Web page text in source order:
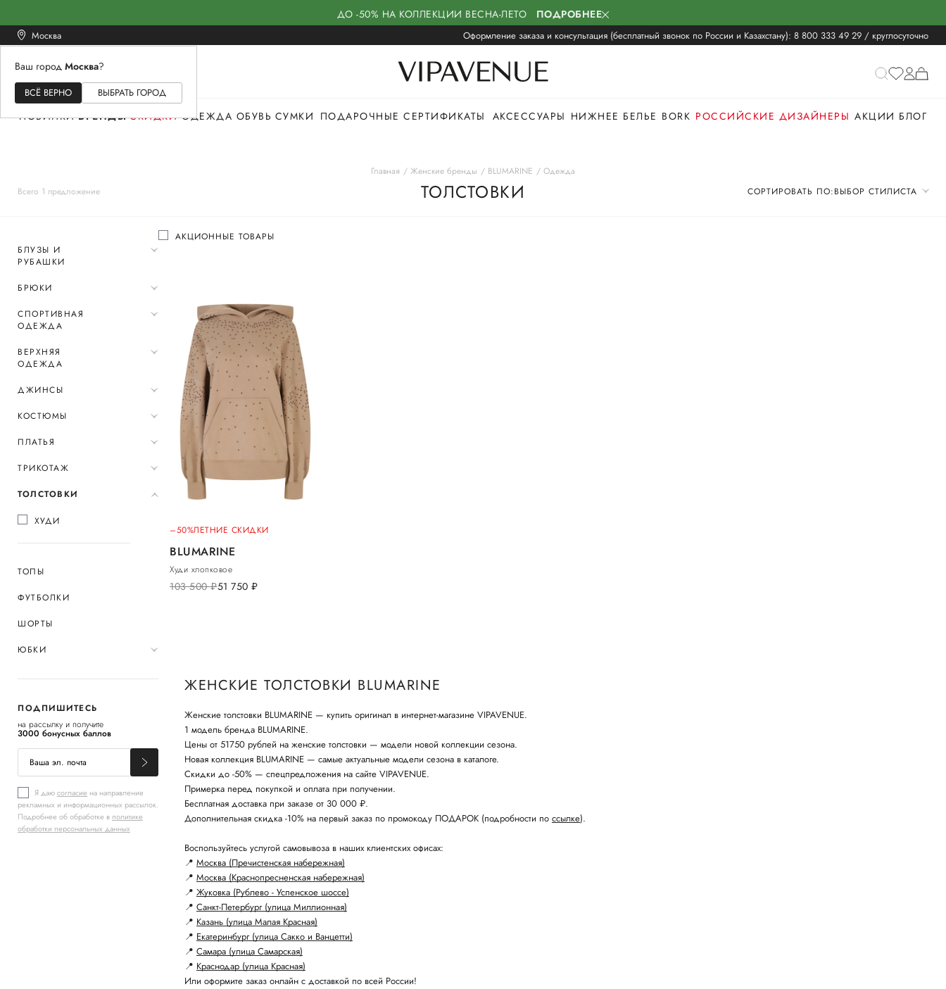
ДО -50% НА КОЛЛЕКЦИИ ВЕСНА-ЛЕТО ПОДРОБНЕЕ
Москва Оформление заказа и консультация (бесплатный звонок по России и Казахстану): 8 800 333 49 29 / круглосуточно
Ваш город Москва?
ВСЁ ВЕРНО ВЫБРАТЬ ГОРОД
ЖЕНСКОЕМУЖСКОЕ
НОВИНКИ БРЕНДЫ СКИДКИ ОДЕЖДА ОБУВЬ СУМКИ ПОДАРОЧНЫЕ СЕРТИФИКАТЫ АКСЕССУАРЫ НИЖНЕЕ БЕЛЬЕ BORK РОССИЙСКИЕ ДИЗАЙНЕРЫ АКЦИИ БЛОГ
Всего 1 предложение
Главная Женские бренды BLUMARINE Одежда
ТОЛСТОВКИ СОРТИРОВАТЬ ПО:ВЫБОР СТИЛИСТА
БЛУЗЫ И
РУБАШКИ
БРЮКИ
СПОРТИВНАЯ
ОДЕЖДА
ВЕРХНЯЯ
ОДЕЖДА
ДЖИНСЫ
КОСТЮМЫ
ПЛАТЬЯ
ТРИКОТАЖ
ТОЛСТОВКИ
ХУДИ
ТОПЫ
ФУТБОЛКИ
ШОРТЫ
ЮБКИ
ПОДПИШИТЕСЬ
на рассылку и получите
3000 бонусных баллов
Я даюсогласие на направление
рекламных и информационных рассылок.
Подробнее об обработке в политике
обработки персональных данных
АКЦИОННЫЕ ТОВАРЫ
–50%ЛЕТНИЕ СКИДКИ
BLUMARINE
Худи хлопковое
103 500руб.51 750 руб.
ЖЕНСКИЕ ТОЛСТОВКИ BLUMARINE
Женские толстовки BLUMARINE — купить оригинал в интернет-магазине VIPAVENUE.
1 модель бренда BLUMARINE.
Цены от 51750 рублей на женские толстовки — модели новой коллекции сезона.
Новая коллекция BLUMARINE — самые актуальные модели сезона в каталоге.
Скидки до -50% — спецпредложения на сайте VIPAVENUE.
Примерка перед покупкой и оплата при получении.
Бесплатная доставка при заказе от 30 000 ₽.
Дополнительная скидка -10% на первый заказ по промокоду ПОДАРОК (подробности по ссылке).
Воспользуйтесь услугой самовывоза в наших клиентских офисах:
📍 Москва (Пречистенская набережная)
📍 Москва (Краснопресненская набережная)
📍 Жуковка (Рублево - Успенское шоссе)
📍 Санкт-Петербург (улица Миллионная)
📍 Казань (улица Малая Красная)
📍 Екатеринбург (улица Сакко и Ванцетти)
📍 Самара (улица Самарская)
📍 Краснодар (улица Красная)
Или оформите заказ онлайн с доставкой по всей России!